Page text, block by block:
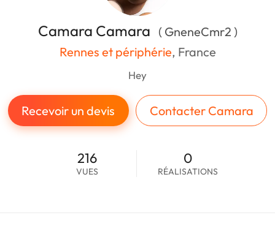
Camara Camara ( GneneCmr2 )
Rennes et périphérie, France
Hey
Recevoir un devis Contacter Camara
216
VUES
0
RÉALISATIONS